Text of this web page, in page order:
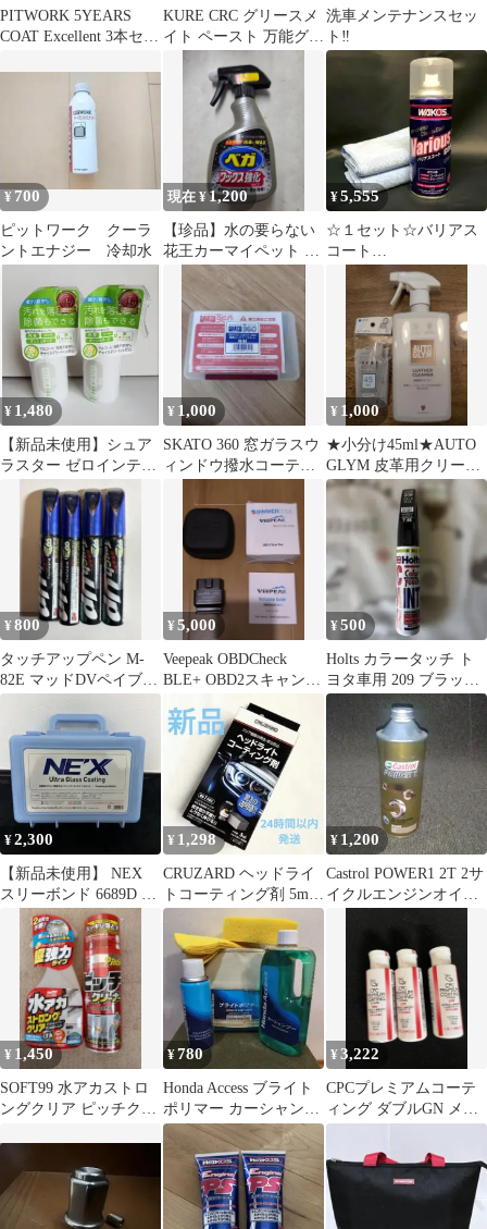
PITWORK 5YEARS
COAT Excellent 3本セッ
KURE CRC グリースメ
イト ペースト 万能グリ
洗車メンテナンスセッ
ト‼️
¥ 700
ピットワーク クーラ
ントエナジー 冷却水
現在 ¥1,200
【珍品】水の要らない
花王カーマイペット 1
ダースワックス強化ベ
¥5,555
☆１セット☆バリアス
コート
A140☆WAKO'S☆ワコ
ーズ
¥ 1,480
【新品未使用】シュア
ラスター ゼロインテリ
ア マルチクリーナー
200ml 2本
¥ 1,000
SKATO 360 窓ガラスウ
ィンドウ撥水コーティ
¥ 1,000
★小分け45ml★AUTO
GLYM 皮革用クリーナ
ー
¥800
タッチアップペン M-
82E マッドDVペイブル
¥5,000
Veepeak OBDCheck
BLE+ OBD2スキャンツ
¥500
Holts カラータッチ ト
ヨタ車用 209 ブラック
マイカ T-88
¥2,300
【新品未使用】 NEX
スリーボンド 6689D メ
ンテナンスキット
¥ 1,298
CRUZARD ヘッドライ
トコーティング剤 5ml
クルザード コメリ
¥ 1,200
Castrol POWER1 2T 2サ
イクルエンジンオイル
¥ 1,450
SOFT99 水アカストロ
ングクリア ピッチクリ
¥780
Honda Access ブライト
ポリマー カーシャンプ
ー セット 専用バッグ
¥3,222
CPCプレミアムコーテ
ィング ダブルGN メン
テナンスクリーナー 3
本セット